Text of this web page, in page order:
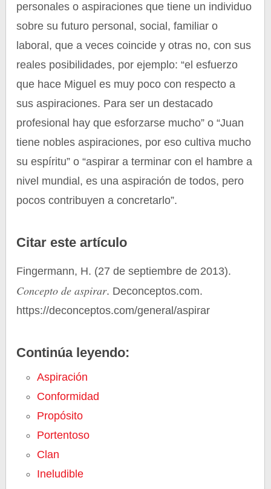
personales o aspiraciones que tiene un individuo
sobre su futuro personal, social, familiar o
laboral, que a veces coincide y otras no, con sus
reales posibilidades, por ejemplo: “el esfuerzo
que hace Miguel es muy poco con respecto a
sus aspiraciones. Para ser un destacado
profesional hay que esforzarse mucho” o “Juan
tiene nobles aspiraciones, por eso cultiva mucho
su espíritu” o “aspirar a terminar con el hambre a
nivel mundial, es una aspiración de todos, pero
pocos contribuyen a concretarlo”.
Citar este artículo
Fingermann, H. (27 de septiembre de 2013).
Concepto de aspirar. Deconceptos.com.
https://deconceptos.com/general/aspirar
Continúa leyendo:
Aspiración
Conformidad
Propósito
Portentoso
Clan
Ineludible